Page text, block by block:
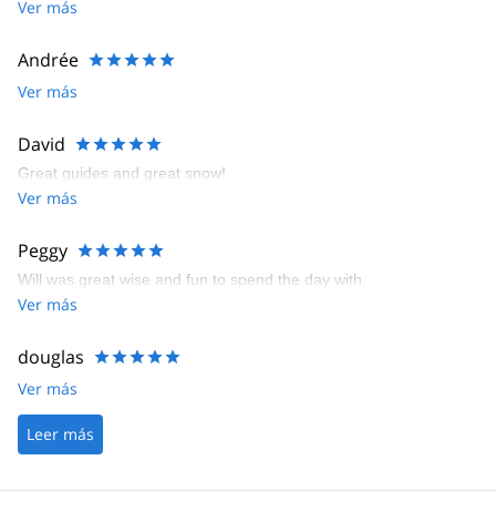
Ver más
Andrée
Ver más
David
Great guides and great snow!
Ver más
Peggy
Will was great wise and fun to spend the day with.
Ver más
douglas
Ver más
Leer más